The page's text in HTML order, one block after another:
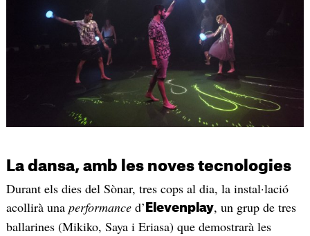
La dansa, amb les noves tecnologies
Durant els dies del Sònar, tres cops al dia, la instal·lació
acollirà una performance d’ Elevenplay, un grup de tres
ballarines (Mikiko, Saya i Eriasa) que demostrarà les